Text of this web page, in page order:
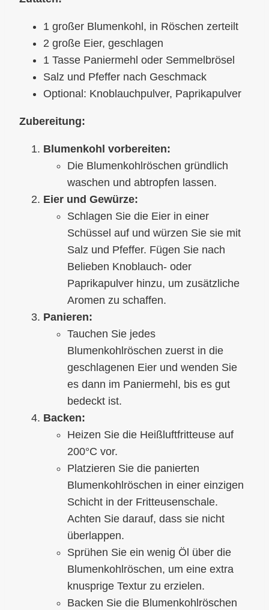
1 großer Blumenkohl, in Röschen zerteilt
2 große Eier, geschlagen
1 Tasse Paniermehl oder Semmelbrösel
Salz und Pfeffer nach Geschmack
Optional: Knoblauchpulver, Paprikapulver
Zubereitung:
Blumenkohl vorbereiten:
Die Blumenkohlröschen gründlich
waschen und abtropfen lassen.
Eier und Gewürze:
Schlagen Sie die Eier in einer
Schüssel auf und würzen Sie sie mit
Salz und Pfeffer. Fügen Sie nach
Belieben Knoblauch- oder
Paprikapulver hinzu, um zusätzliche
Aromen zu schaffen.
Panieren:
Tauchen Sie jedes
Blumenkohlröschen zuerst in die
geschlagenen Eier und wenden Sie
es dann im Paniermehl, bis es gut
bedeckt ist.
Backen:
Heizen Sie die Heißluftfritteuse auf
200°C vor.
Platzieren Sie die panierten
Blumenkohlröschen in einer einzigen
Schicht in der Fritteusenschale.
Achten Sie darauf, dass sie nicht
überlappen.
Sprühen Sie ein wenig Öl über die
Blumenkohlröschen, um eine extra
knusprige Textur zu erzielen.
Backen Sie die Blumenkohlröschen